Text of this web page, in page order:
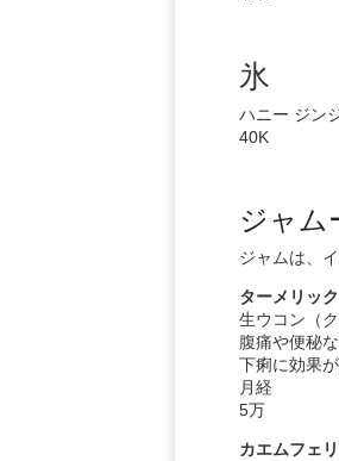
氷
ハニー ジン
40K
ジャム
ジャムは、
ターメリッ
生ウコン（
腹痛や便秘
下痢に効果
月経
5万
カエムフェ